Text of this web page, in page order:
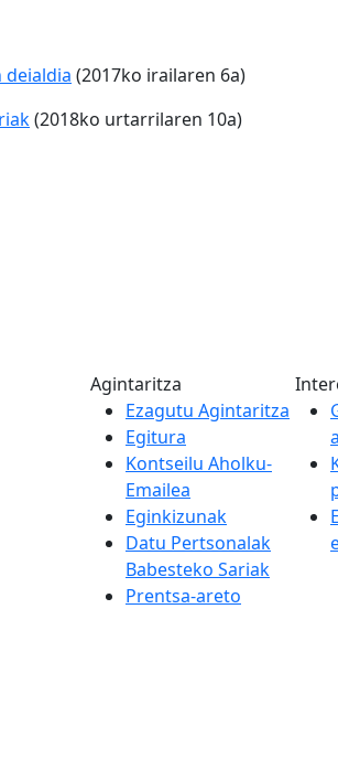
deialdia (2017ko irailaren 6a)
(2018ko urtarrilaren 10a)
Agintaritza
Ezagutu Agintaritza
Egitura
Kontseilu Aholku-
Emailea
Eginkizunak
Datu Pertsonalak
Babesteko Sariak
Prentsa-areto